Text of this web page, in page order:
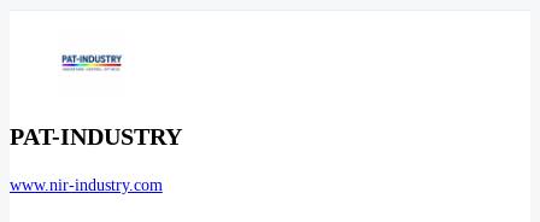
PAT-INDUSTRY
www.nir-industry.com